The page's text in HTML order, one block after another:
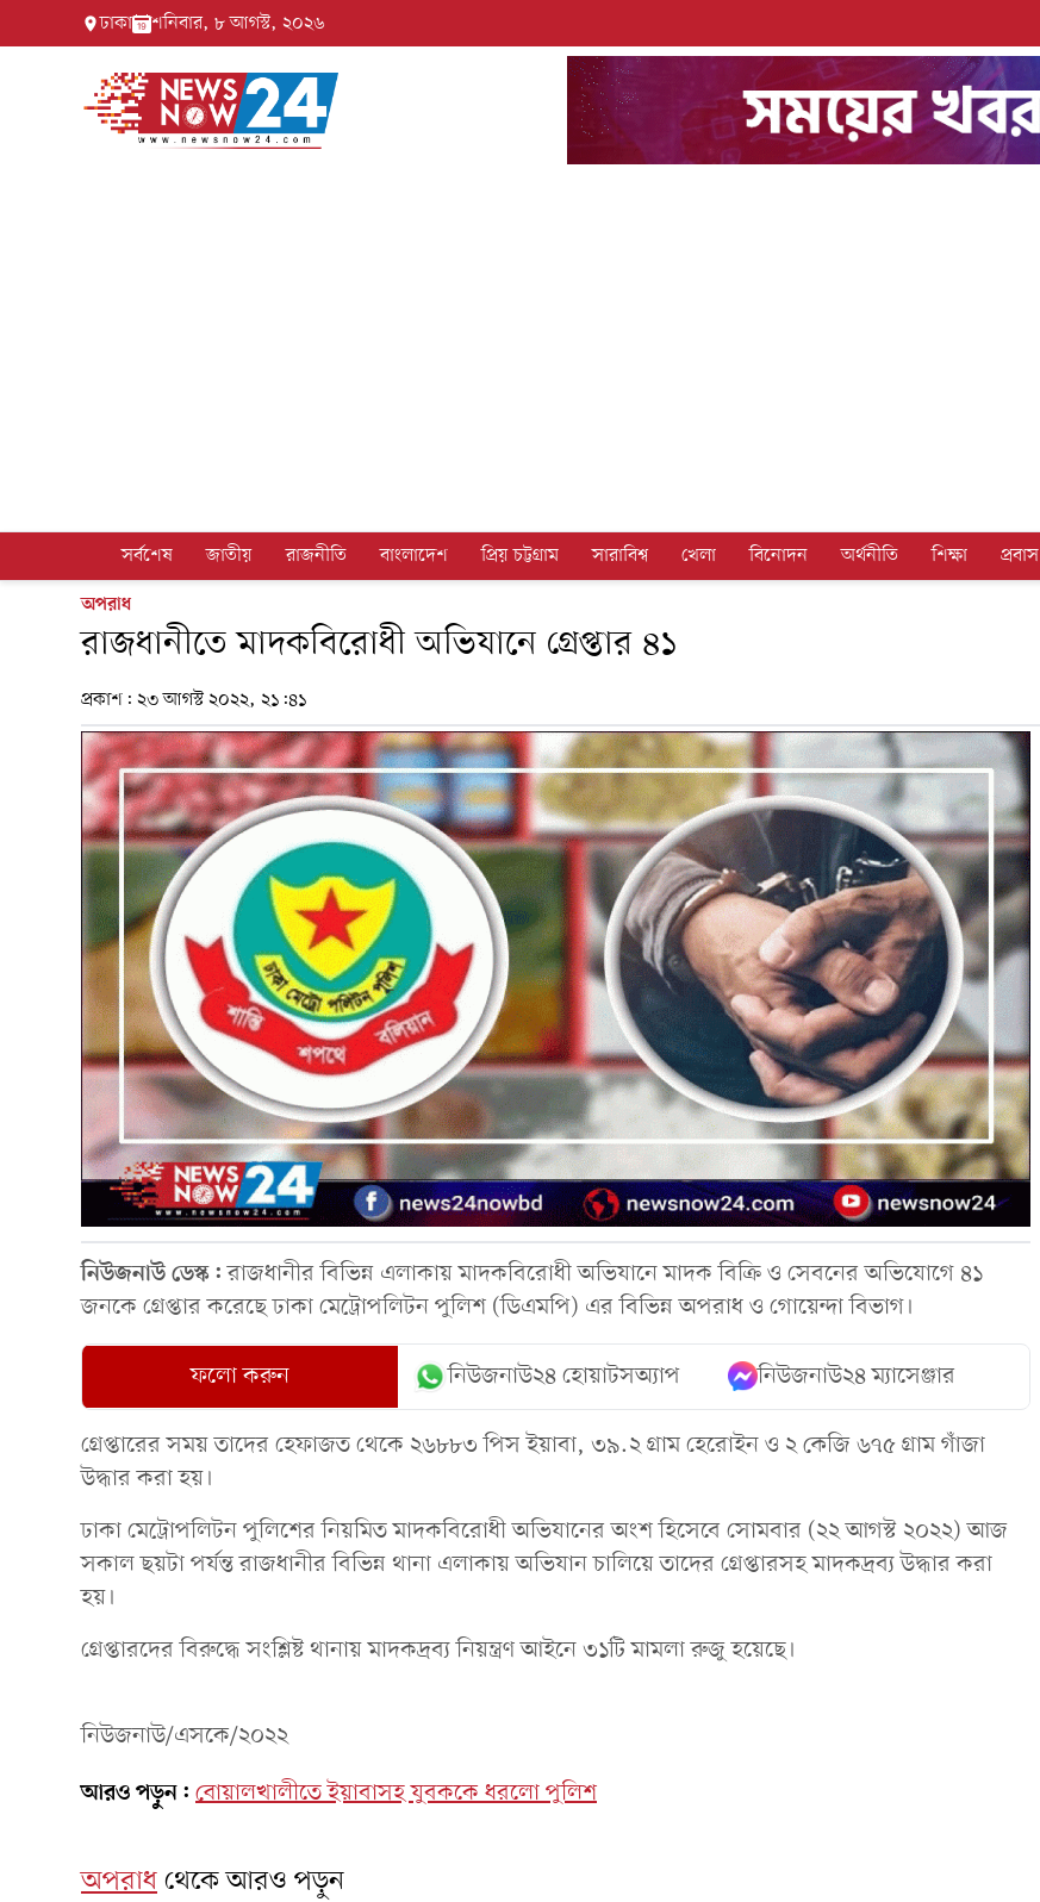
ঢাকা শনিবার, ৮ আগস্ট, ২০২৬
সর্বশেষ জাতীয় রাজনীতি বাংলাদেশ প্রিয় চট্টগ্রাম সারাবিশ্ব খেলা বিনোদন অর্থনীতি শিক্ষা প্রবাস
অপরাধ
রাজধানীতে মাদকবিরোধী অভিযানে গ্রেপ্তার ৪১
প্রকাশ: ২৩ আগস্ট ২০২২, ২১:৪১
নিউজনাউ ডেস্ক:রাজধানীর বিভিন্ন এলাকায় মাদকবিরোধী অভিযানে মাদক বিক্রি ও সেবনের অভিযোগে ৪১
জনকে গ্রেপ্তার করেছে ঢাকা মেট্রোপলিটন পুলিশ (ডিএমপি) এর বিভিন্ন অপরাধ ও গোয়েন্দা বিভাগ।
ফলো করুন নিউজনাউ২৪ হোয়াটসঅ্যাপ নিউজনাউ২৪ ম্যাসেঞ্জার
গ্রেপ্তারের সময় তাদের হেফাজত থেকে ২৬৮৮৩ পিস ইয়াবা, ৩৯.২ গ্রাম হেরোইন ও ২ কেজি ৬৭৫ গ্রাম গাঁজা
উদ্ধার করা হয়।
ঢাকা মেট্রোপলিটন পুলিশের নিয়মিত মাদকবিরোধী অভিযানের অংশ হিসেবে সোমবার (২২ আগস্ট ২০২২) আজ
সকাল ছয়টা পর্যন্ত রাজধানীর বিভিন্ন থানা এলাকায় অভিযান চালিয়ে তাদের গ্রেপ্তারসহ মাদকদ্রব্য উদ্ধার করা
হয়।
গ্রেপ্তারদের বিরুদ্ধে সংশ্লিষ্ট থানায় মাদকদ্রব্য নিয়ন্ত্রণ আইনে ৩১টি মামলা রুজু হয়েছে।
নিউজনাউ/এসকে/২০২২
আরও পড়ুন: বোয়ালখালীতে ইয়াবাসহ যুবককে ধরলো পুলিশ
অপরাধথেকে আরও পড়ুন